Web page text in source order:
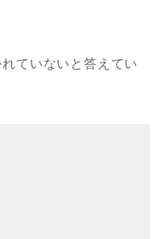
ていないと答えてい